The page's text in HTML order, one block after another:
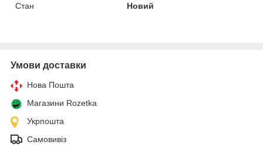
Стан
Новий
Умови доставки
Нова Пошта
Магазини Rozetka
Укрпошта
Самовивіз